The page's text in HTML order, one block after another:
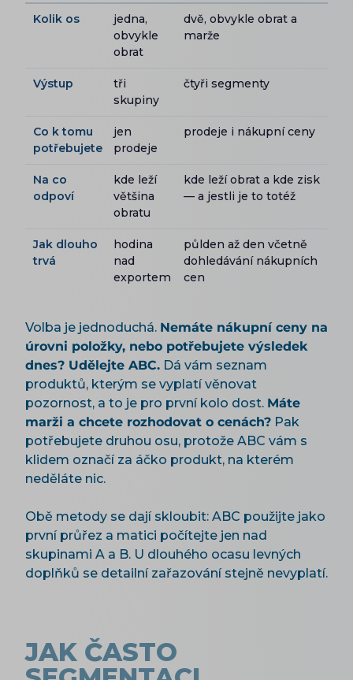
Kolik os
jedna,
obvykle
obrat
dvě, obvykle obrat a
marže
Výstup
tři
skupiny
čtyři segmenty
Co k tomu
potřebujete
jen
prodeje
prodeje i nákupní ceny
Na co
odpoví
kde leží
většina
obratu
kde leží obrat a kde zisk
— a jestli je to totéž
Jak dlouho
trvá
hodina
nad
exportem
půlden až den včetně
dohledávání nákupních
cen
Volba je jednoduchá. Nemáte nákupní ceny na
úrovni položky, nebo potřebujete výsledek
dnes? Udělejte ABC. Dá vám seznam
produktů, kterým se vyplatí věnovat
pozornost, a to je pro první kolo dost. Máte
marži a chcete rozhodovat o cenách? Pak
potřebujete druhou osu, protože ABC vám s
klidem označí za áčko produkt, na kterém
neděláte nic.
Obě metody se dají skloubit: ABC použijte jako
první průřez a matici počítejte jen nad
skupinami A a B. U dlouhého ocasu levných
doplňků se detailní zařazování stejně nevyplatí.
JAK ČASTO